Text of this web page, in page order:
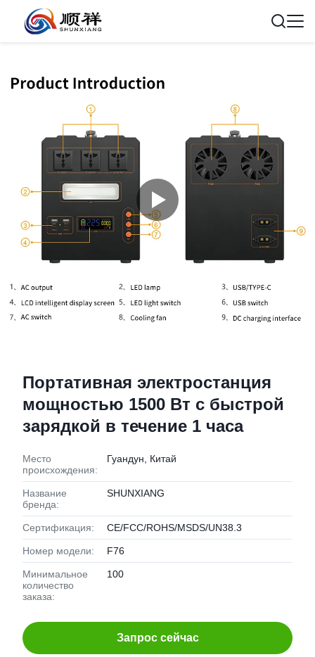
Портативная электростанция
мощностью 1500 Вт с быстрой
зарядкой в течение 1 часа
Место
происхождения:
Гуандун, Китай
Название
бренда:
SHUNXIANG
Сертификация: CE/FCC/ROHS/MSDS/UN38.3
Номер модели: F76
Минимальное
количество
заказа:
100
Запрос сейчас